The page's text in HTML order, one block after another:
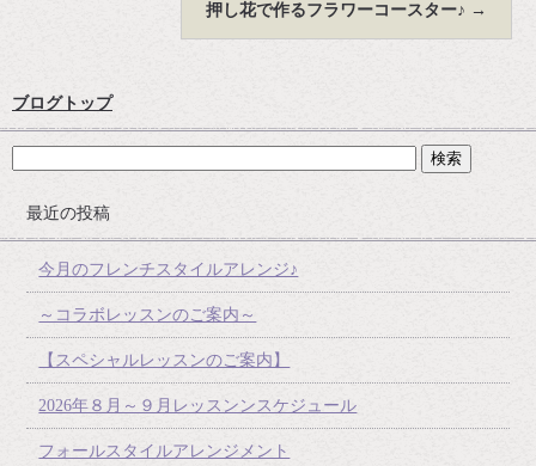
押し花で作るフラワーコースター♪ →
ブログトップ
最近の投稿
今月のフレンチスタイルアレンジ♪
～コラボレッスンのご案内～
【スペシャルレッスンのご案内】
2026年８月～９月レッスンンスケジュール
フォールスタイルアレンジメント